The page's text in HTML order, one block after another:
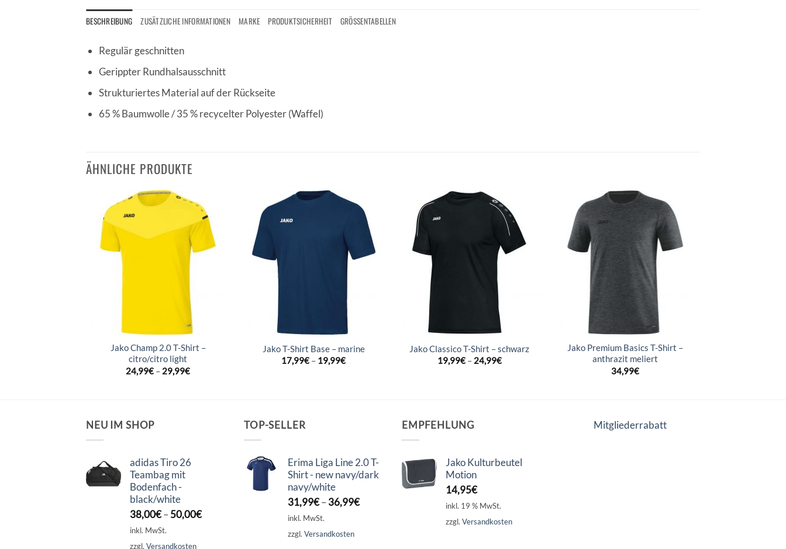
BESCHREIBUNG ZUSÄTZLICHE INFORMATIONEN MARKE PRODUKTSICHERHEIT GRÖSSENTABELLEN
Regulär geschnitten
Gerippter Rundhalsausschnitt
Strukturiertes Material auf der Rückseite
65 % Baumwolle / 35 % recycelter Polyester (Waffel)
ÄHNLICHE PRODUKTE
Jako Champ 2.0 T-Shirt –
citro/citro light
24,99€ – 29,99€
Jako T-Shirt Base – marine
17,99€ – 19,99€
Jako Classico T-Shirt – schwarz
19,99€– 24,99€
Jako Premium Basics T-Shirt –
anthrazit meliert
34,99€
NEU IM SHOP
adidas Tiro 26
Teambag mit
Bodenfach -
black/white
38,00€– 50,00€
inkl. MwSt.
zzgl. Versandkosten
TOP-SELLER
Erima Liga Line 2.0 T-
Shirt - new navy/dark
navy/white
31,99€– 36,99€
inkl. MwSt.
zzgl. Versandkosten
EMPFEHLUNG
Jako Kulturbeutel
Motion
14,95€
inkl. 19 % MwSt.
zzgl. Versandkosten
Mitgliederrabatt